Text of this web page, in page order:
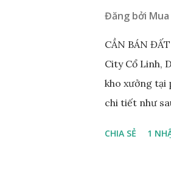
Đăng bởi
CẦN BÁN
City Cổ Linh,
kho xưởng tại
chi tiết như
Tiện để xây
CHIA SẺ 1